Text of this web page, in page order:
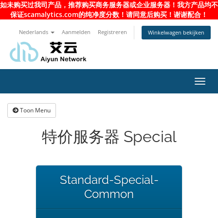
如未购买过我司产品，推荐购买商务服务器或企业服务器！我方产品均不
保证scamalytics.com的纯净度分数！请同意后购买！谢谢配合！
Nederlands Aanmelden Registreren Winkelwagen bekijken
in-/
Toon Menu
特价服务器 Special
Standard-Special-
Common